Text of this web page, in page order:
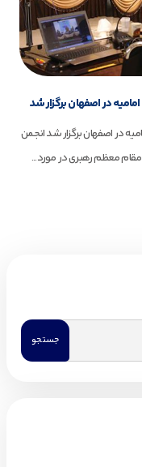
در اصفهان برگزار شد
در اصفهان برگزار شد انجمن
مقام معظم رهبری در مورد...